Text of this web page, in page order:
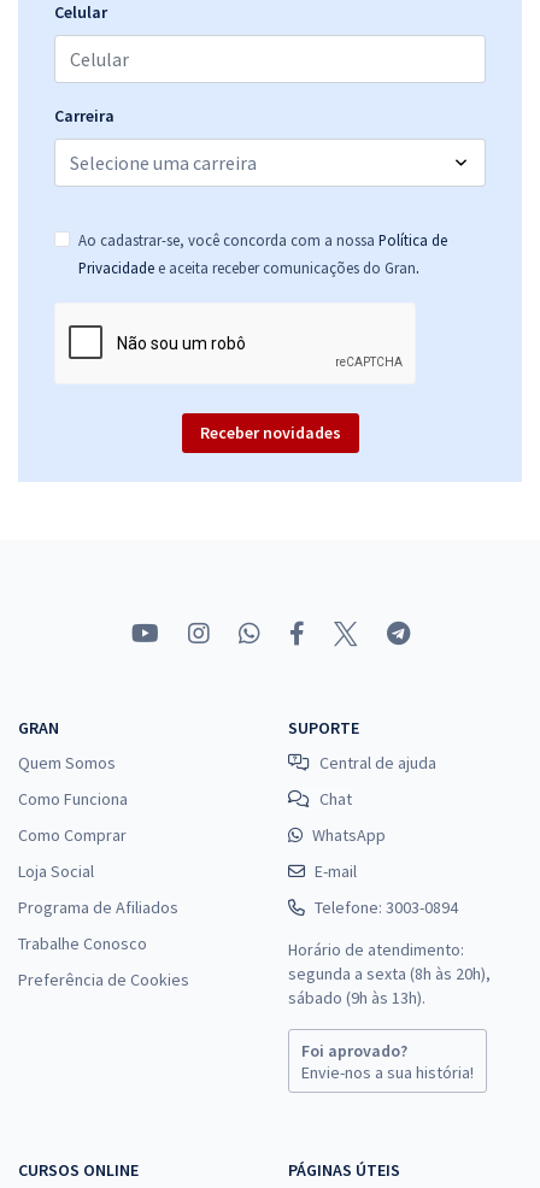
Celular
Carreira
Ao cadastrar-se, você concorda com a nossa Política de
Privacidade e aceita receber comunicações do Gran.
Receber novidades
GRAN
Quem Somos
Como Funciona
Como Comprar
Loja Social
Programa de Afiliados
Trabalhe Conosco
Preferência de Cookies
SUPORTE
Central de ajuda
Chat
WhatsApp
E-mail
Telefone: 3003-0894
Horário de atendimento:
segunda a sexta (8h às 20h),
sábado (9h às 13h).
Foi aprovado?
Envie-nos a sua história!
CURSOS ONLINE PÁGINAS ÚTEIS